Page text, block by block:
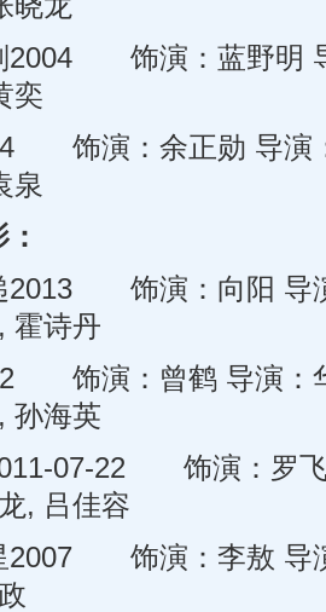
饰演：蓝野明 导
奕
演：余正勋 导演：
泉
饰演：向阳 导演
霍诗丹
演：曾鹤 导演：华
孙海英
07-22 饰演：罗飞
, 吕佳容
饰演：李敖 导演